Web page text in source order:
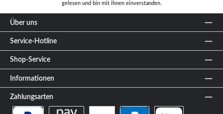
gelesen und bin mit ihnen einverstanden.
Über uns
Service-Hotline
Shop-Service
Informationen
Zahlungsarten